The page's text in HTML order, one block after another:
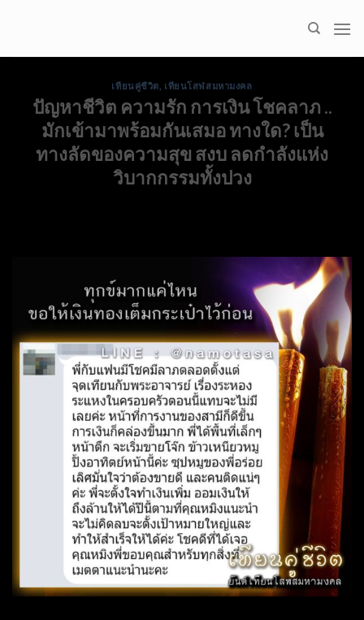
เทียนคู่ชีวิต เทียนโสฬสมหามงคล
ปัญหาชีวิต ความรัก การเงิน โชคลาภ ..
มักเข้ามาพร้อมกันเสมอ ทางใด? เป็น
ทางลัดของความสุข สงบ ลดกำลังแห่ง
วิบากกรรมทั้งปวง